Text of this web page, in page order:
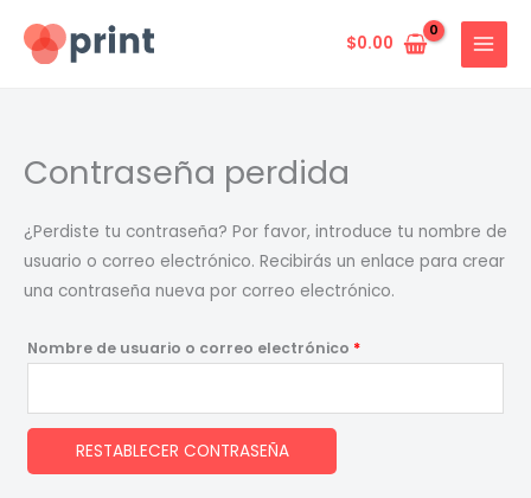
$0.00
Contraseña perdida
¿Perdiste tu contraseña? Por favor, introduce tu nombre de
usuario o correo electrónico. Recibirás un enlace para crear
una contraseña nueva por correo electrónico.
Nombre de usuario o correo electrónico *Obligatorio
RESTABLECER CONTRASEÑA